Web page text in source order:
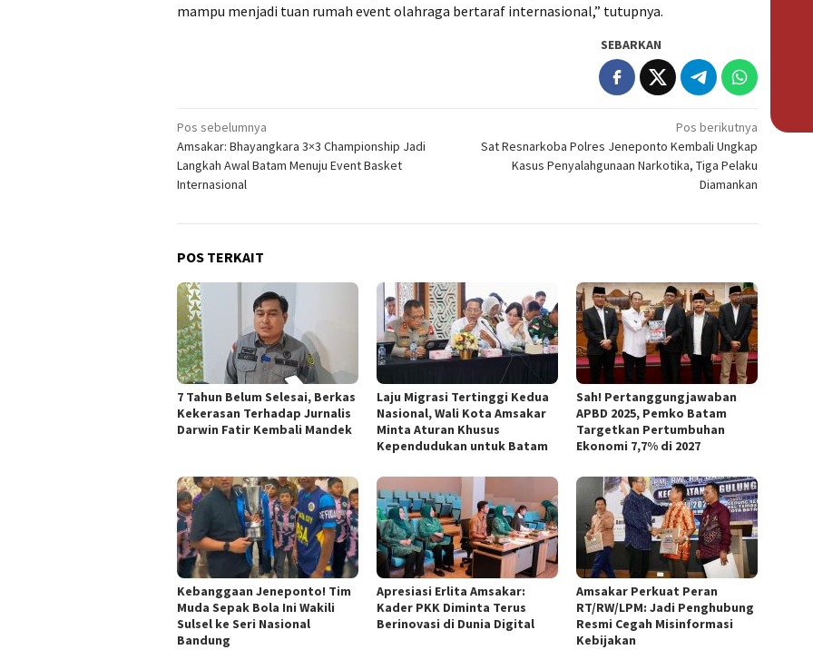
mampu menjadi tuan rumah event olahraga bertaraf internasional,” tutupnya.
SEBARKAN
Navigasi
pos
Pos sebelumnya
Amsakar: Bhayangkara 3×3 Championship Jadi
Langkah Awal Batam Menuju Event Basket
Internasional
Pos berikutnya
Sat Resnarkoba Polres Jeneponto Kembali Ungkap
Kasus Penyalahgunaan Narkotika, Tiga Pelaku
Diamankan
POS TERKAIT
7 Tahun Belum Selesai, Berkas
Kekerasan Terhadap Jurnalis
Darwin Fatir Kembali Mandek
Laju Migrasi Tertinggi Kedua
Nasional, Wali Kota Amsakar
Minta Aturan Khusus
Kependudukan untuk Batam
Sah! Pertanggungjawaban
APBD 2025, Pemko Batam
Targetkan Pertumbuhan
Ekonomi 7,7% di 2027
Kebanggaan Jeneponto! Tim
Muda Sepak Bola Ini Wakili
Sulsel ke Seri Nasional
Bandung
Apresiasi Erlita Amsakar:
Kader PKK Diminta Terus
Berinovasi di Dunia Digital
Amsakar Perkuat Peran
RT/RW/LPM: Jadi Penghubung
Resmi Cegah Misinformasi
Kebijakan